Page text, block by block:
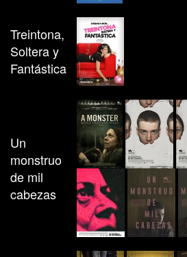
Treintona,
Soltera y
Fantástica
Un
monstruo
de mil
cabezas